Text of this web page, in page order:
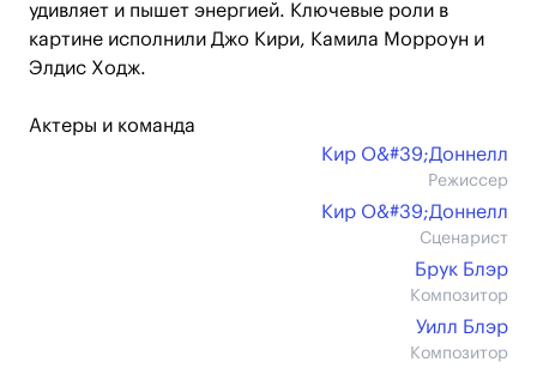
удивляет и пышет энергией. Ключевые роли в
картине исполнили Джо Кири, Камила Морроун и
Элдис Ходж.
Актеры и команда
Кир О&#39;Доннелл
Режиссер
Кир О&#39;Доннелл
Сценарист
Брук Блэр
Композитор
Уилл Блэр
Композитор